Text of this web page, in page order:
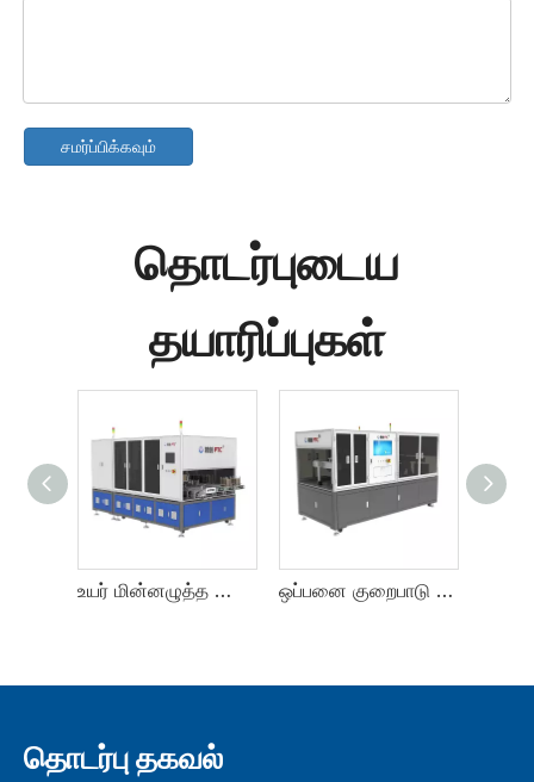
சமர்ப்பிக்கவும்
தொடர்புடைய
தயாரிப்புகள்
உயர் மின்னழுத்த சோதனைக் கருவி ஒப்பனை குறைபாடு ஆய்வு உபகரணங்கள்
தொடர்பு தகவல்